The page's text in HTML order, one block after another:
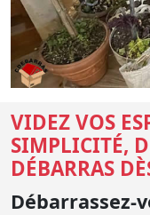
VIDEZ VOS
SIMPLICITÉ,
DÉBARRAS
Débarrassez-